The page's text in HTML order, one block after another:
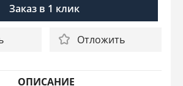
Заказ в 1 клик
Отложить
ОПИСАНИЕ